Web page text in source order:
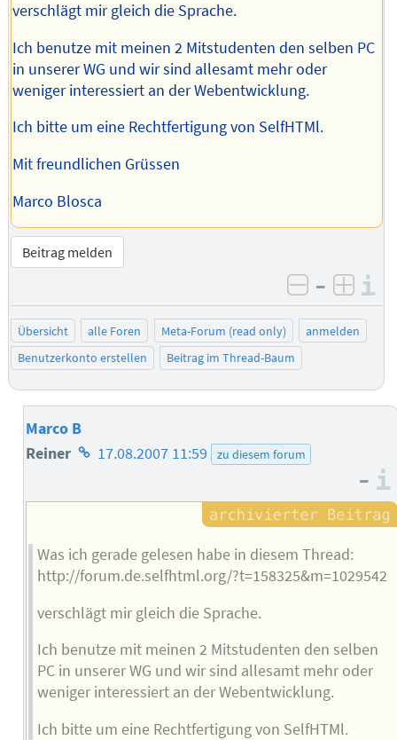
verschlägt mir gleich die Sprache.
Ich benutze mit meinen 2 Mitstudenten den selben PC
in unserer WG und wir sind allesamt mehr oder
weniger interessiert an der Webentwicklung.
Ich bitte um eine Rechtfertigung von SelfHTMl.
Mit freundlichen Grüssen
Marco Blosca
Beitrag melden
negativ
–
Übersicht alle Foren Meta-Forum (read only)
anmelden
Benutzerkonto erstellen
Beitrag im Thread-Baum
Marco B
Reiner Homepage
Autors
17.08.2007 11:59 zu diesem forum
–
Was ich gerade gelesen habe in diesem Thread:
http://forum.de.selfhtml.org/?t=158325&m=1029542
verschlägt mir gleich die Sprache.
Ich benutze mit meinen 2 Mitstudenten den selben
PC in unserer WG und wir sind allesamt mehr oder
weniger interessiert an der Webentwicklung.
Ich bitte um eine Rechtfertigung von SelfHTMl.